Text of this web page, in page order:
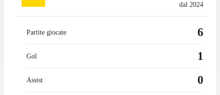
dal 2024
Partite giocate 6
Gol 1
Assist 0